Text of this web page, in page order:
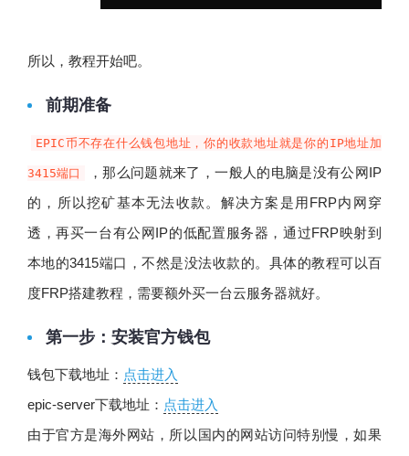
所以，教程开始吧。
前期准备
EPIC币不存在什么钱包地址，你的收款地址就是你的IP地址加
3415端口
，那么问题就来了，一般人的电脑是没有公网IP
的，所以挖矿基本无法收款。解决方案是用FRP内网穿
透，再买一台有公网IP的低配置服务器，通过FRP映射到
本地的3415端口，不然是没法收款的。具体的教程可以百
度FRP搭建教程，需要额外买一台云服务器就好。
第一步：安装官方钱包
钱包下载地址： 点击进入
epic-server下载地址： 点击进入
由于官方是海外网站，所以国内的网站访问特别慢，如果